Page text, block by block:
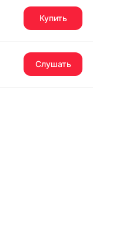
Купить
Слушать